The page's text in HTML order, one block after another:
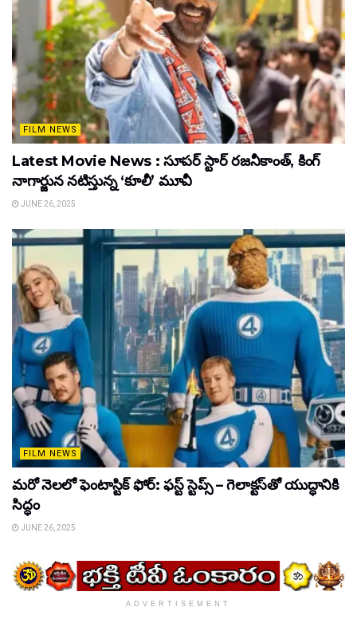
FILM NEWS
Latest Movie News : సూపర్ స్టార్ రజనీకాంత్, కింగ్
నాగార్జున నటిస్తున్న ‘కూలీ’ మూవీ
JUNE 26, 2025
FILM NEWS
మరో నెలలో ఫెంటాస్టిక్ ఫోర్: ఫస్ట్ స్టెప్స్ – గెలాక్టస్‌తో యుద్ధానికి
సిద్ధం
JUNE 26, 2025
ADVERTISEMENT